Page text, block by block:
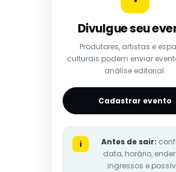
Divulgue seu
Produtores, artistas e
culturais podem enviar
análise editorial.
Cadastrar evento
i Antes de sair:
data, horário,
ingressos e